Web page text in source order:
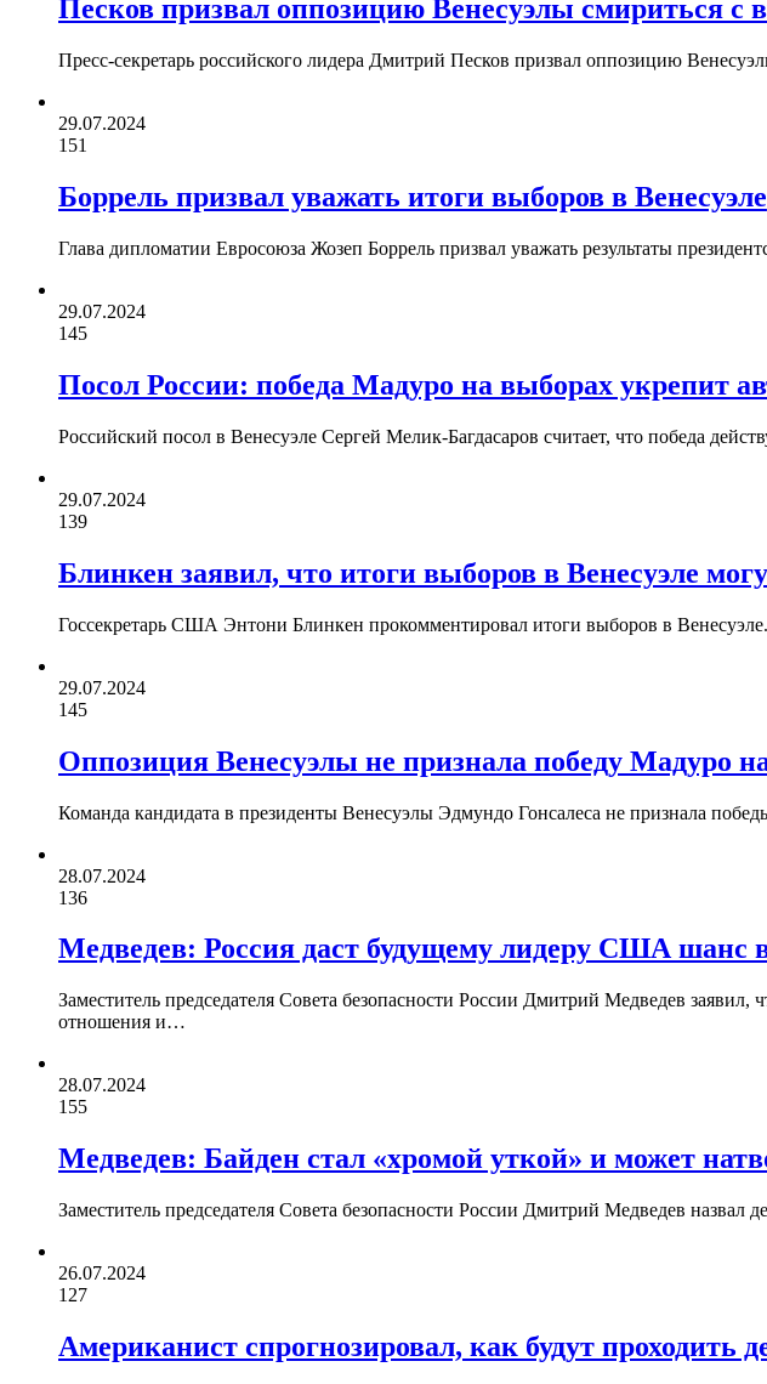
Песков призвал оппозицию Венесуэлы смириться с
Пресс-секретарь российского лидера Дмитрий Песков призвал оппозицию
29.07.2024
151
Боррель призвал уважать итоги выборов в Венесуэле
Глава дипломатии Евросоюза Жозеп Боррель призвал уважать результаты
29.07.2024
145
Посол России: победа Мадуро на выборах укрепит
Российский посол в Венесуэле Сергей Мелик-Багдасаров считает, что победа
29.07.2024
139
Блинкен заявил, что итоги выборов в Венесуэле
Госсекретарь США Энтони Блинкен прокомментировал итоги выборов в
29.07.2024
145
Оппозиция Венесуэлы не признала победу Мадуро
Команда кандидата в президенты Венесуэлы Эдмундо Гонсалеса не признала
28.07.2024
136
Медведев: Россия даст будущему лидеру США шанс
Заместитель председателя Совета безопасности России Дмитрий Медведев
отношения и…
28.07.2024
155
Медведев: Байден стал «хромой уткой» и может
Заместитель председателя Совета безопасности России Дмитрий Медведев
26.07.2024
127
Американист спрогнозировал, как будут